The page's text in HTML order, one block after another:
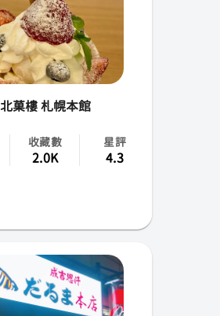
北菓樓 札幌本館
收藏數
2.0K
星評
4.3